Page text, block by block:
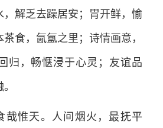
，解乏去躁居安；胃开鲜，愉
食，氤氲之里；诗情画意，
归，畅惬浸于心灵；友谊品
哉惟天。人间烟火，最抚平